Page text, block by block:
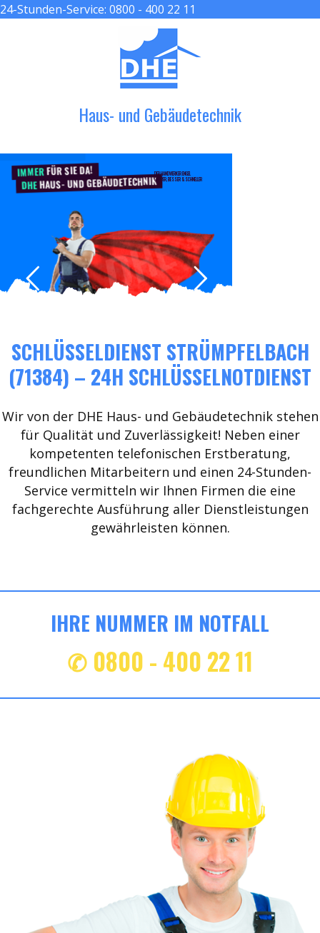
24-Stunden-Service: 0800 - 400 22 11
Haus- und Gebäudetechnik
IMMERFÜR SIE DA!
DHEHAUS- UND GEBÄUDETECHNIK
DER HANDWERKER ENGEL
GRÖßER, BESSER & SCHNELLER
SCHLÜSSELDIENST STRÜMPFELBACH
(71384) – 24H SCHLÜSSELNOTDIENST
Wir von der DHE Haus- und Gebäudetechnik stehen
für Qualität und Zuverlässigkeit! Neben einer
kompetenten telefonischen Erstberatung,
freundlichen Mitarbeitern und einen 24-Stunden-
Service vermitteln wir Ihnen Firmen die eine
fachgerechte Ausführung aller Dienstleistungen
gewährleisten können.
IHRE NUMMER IM NOTFALL
✆ 0800 - 400 22 11